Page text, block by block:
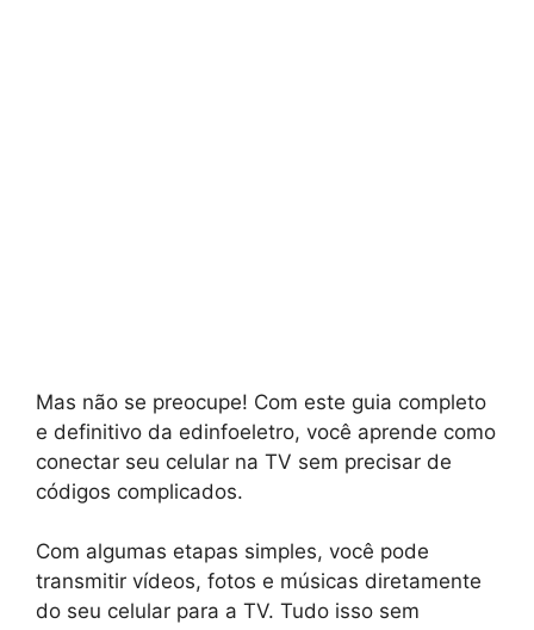
Mas não se preocupe! Com este guia completo
e definitivo da edinfoeletro, você aprende como
conectar seu celular na TV sem precisar de
códigos complicados.
Com algumas etapas simples, você pode
transmitir vídeos, fotos e músicas diretamente
do seu celular para a TV. Tudo isso sem